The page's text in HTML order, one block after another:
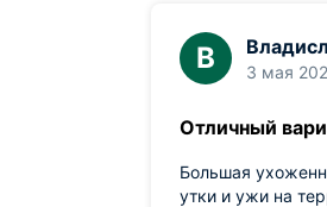
В 3 мая
Отличный
Большая
утки и ужи на